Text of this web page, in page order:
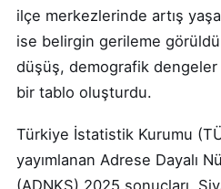
ilçe merkezlerinde artış
ise belirgin gerileme
düşüş, demografik dengeler
bir tablo oluşturdu.
Türkiye İstatistik Kurumu
yayımlanan Adrese Dayalı
(ADNKS) 2025 sonuçları,